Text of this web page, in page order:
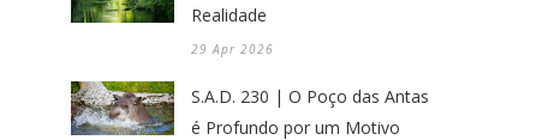
Realidade
29 Apr 2026
S.A.D. 230 | O Poço das Antas
é Profundo por um Motivo